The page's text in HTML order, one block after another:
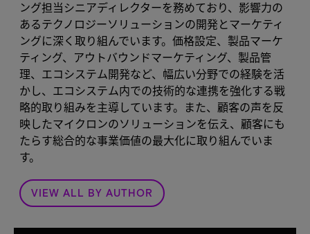
ング担当シニアディレクターを務めており、影響力の
あるテクノロジーソリューションの開発とマーケティ
ングに深く取り組んでいます。価格設定、製品マーケ
ティング、アウトバウンドマーケティング、製品管
理、エコシステム開発など、幅広い分野での経験を活
かし、エコシステム内での技術的な連携を強化する戦
略的取り組みを主導しています。また、顧客の声を反
映したマイクロンのソリューションを伝え、顧客にも
たらす総合的な事業価値の最大化に取り組んでいま
す。
VIEW ALL BY AUTHOR